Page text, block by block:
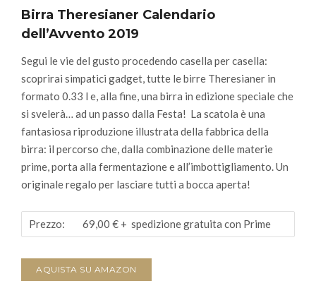
Birra Theresianer Calendario
dell’Avvento 2019
Segui le vie del gusto procedendo casella per casella:
scoprirai simpatici gadget, tutte le birre Theresianer in
formato 0.33 l e, alla fine, una birra in edizione speciale che
si svelerà… ad un passo dalla Festa! La scatola è una
fantasiosa riproduzione illustrata della fabbrica della
birra: il percorso che, dalla combinazione delle materie
prime, porta alla fermentazione e all’imbottigliamento. Un
originale regalo per lasciare tutti a bocca aperta!
Prezzo: 69,00 € + spedizione gratuita con Prime
AQUISTA SU AMAZON